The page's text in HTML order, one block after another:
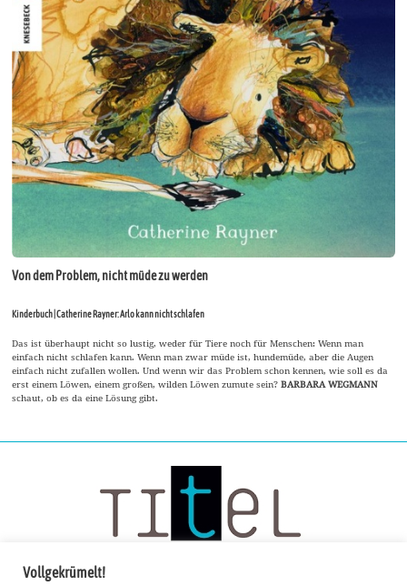
Von dem Problem, nicht müde zu werden
Kinderbuch | Catherine Rayner: Arlo kann nicht schlafen
Das ist überhaupt nicht so lustig, weder für Tiere noch für Menschen: Wenn man
einfach nicht schlafen kann. Wenn man zwar müde ist, hundemüde, aber die Augen
einfach nicht zufallen wollen. Und wenn wir das Problem schon kennen, wie soll es da
erst einem Löwen, einem großen, wilden Löwen zumute sein?BARBARA WEGMANN
schaut, ob es da eine Lösung gibt.
Vollgekrümelt!